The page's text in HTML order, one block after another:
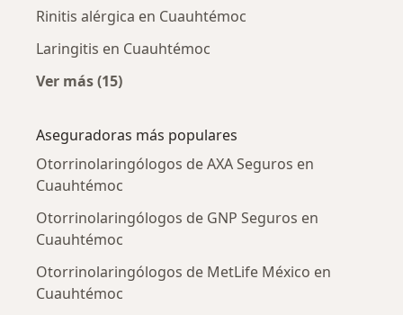
Rinitis alérgica en Cuauhtémoc
Laringitis en Cuauhtémoc
Ver más (15)
Aseguradoras más populares
Otorrinolaringólogos de AXA Seguros en
Cuauhtémoc
Otorrinolaringólogos de GNP Seguros en
Cuauhtémoc
Otorrinolaringólogos de MetLife México en
Cuauhtémoc